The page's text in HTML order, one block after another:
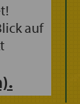
auf